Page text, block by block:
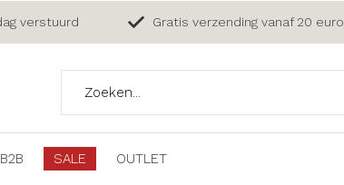
B2B SALE OUTLET
verstuurd Gratis verzending vanaf 20 euro